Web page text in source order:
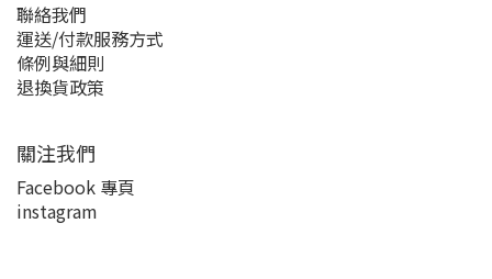
聯絡我們
運送/付款服務方式
條例與細則
退換貨政策
關注我們
Facebook 專頁
instagram